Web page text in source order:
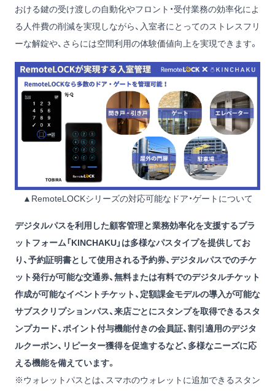
おける鍵の受け渡しの自動化やフロント・受付業務の効率化によ
る人件費の削減を実現しながら、入室者にとってのストレスフリ
ーな解錠や、さらには空間利用の体験価値向上を実現できます。
▲RemoteLOCKシリーズの対応可能なドア・ゲートについて
デジタルパスを利用した顧客管理と業務効率化を支援するプラ
ットフォーム「KINCHAKU」は多様なパスタイプを提供してお
り、予約証明書として使用される予約券、デジタルパスでのチケ
ット発行が可能な交通券、無料または有料でのデジタルチケット
作成が可能なイベントチケット、定額課金モデルの導入が可能な
サブスクリプションパス、来店ごとにスタンプを取得できるスタ
ンプカード、ポイント付与機能付きの会員証、割引適用のデジタ
ルクーポン、リピーター獲得を促進するなど、多様なニーズに応
える機能を備えています。
※ウォレットパスとは、スマホのウォレットに追加できるスタン